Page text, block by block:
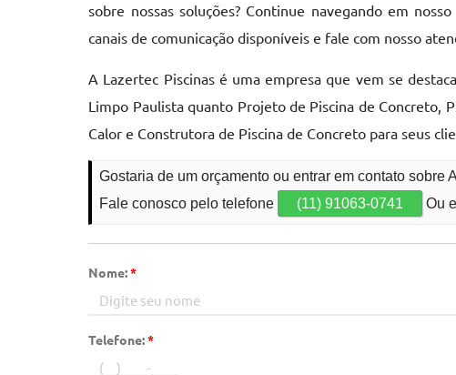
sobre nossas soluções? Continue navegando em
canais de comunicação disponíveis e fale com nosso
A Lazertec Piscinas é uma empresa que vem se
Limpo Paulista quanto Projeto de Piscina de Concreto,
Calor e Construtora de Piscina de Concreto para seus
Gostaria de um orçamento ou entrar em contato
Fale conosco pelo telefone
(11) 91063-0741 Ou
Nome:*
Telefone:*